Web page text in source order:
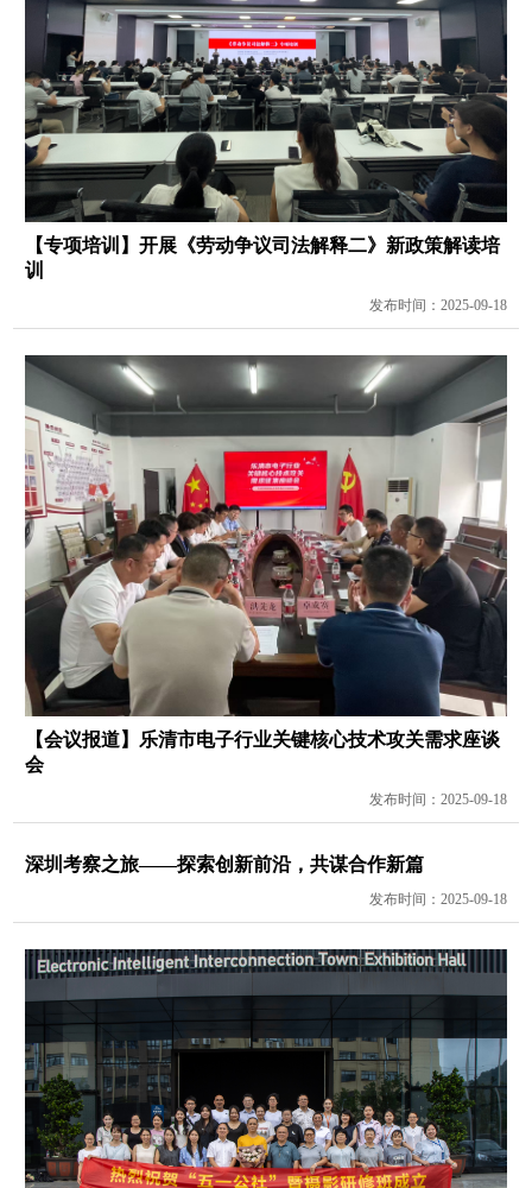
【专项培训】开展《劳动争议司法解释二》新政策解读培
训
发布时间：2025-09-18
【会议报道】乐清市电子行业关键核心技术攻关需求座谈
会
发布时间：2025-09-18
深圳考察之旅——探索创新前沿，共谋合作新篇
发布时间：2025-09-18